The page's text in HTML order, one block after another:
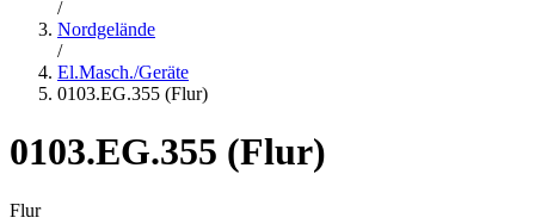
/
Nordgelände
/
El.Masch./Geräte
0103.EG.355 (Flur)
0103.EG.355 (Flur)
Flur